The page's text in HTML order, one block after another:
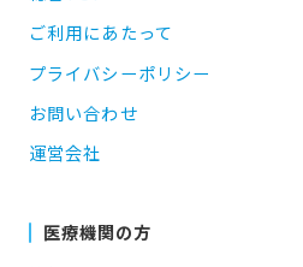
ご利用にあたって
プライバシーポリシー
お問い合わせ
運営会社
医療機関の方